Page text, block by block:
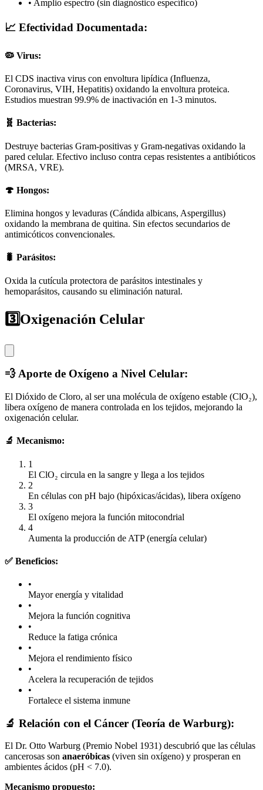
• Amplio espectro (sin diagnóstico específico)
📈 Efectividad Documentada:
🦠 Virus:
El CDS inactiva virus con envoltura lipídica (Influenza,
Coronavirus, VIH, Hepatitis) oxidando la envoltura proteica.
Estudios muestran 99.9% de inactivación en 1-3 minutos.
🧬 Bacterias:
Destruye bacterias Gram-positivas y Gram-negativas oxidando la
pared celular. Efectivo incluso contra cepas resistentes a antibióticos
(MRSA, VRE).
🍄 Hongos:
Elimina hongos y levaduras (Cándida albicans, Aspergillus)
oxidando la membrana de quitina. Sin efectos secundarios de
antimicóticos convencionales.
🐛 Parásitos:
Oxida la cutícula protectora de parásitos intestinales y
hemoparásitos, causando su eliminación natural.
3️⃣Oxigenación Celular
💨 Aporte de Oxígeno a Nivel Celular:
El Dióxido de Cloro, al ser una molécula de oxígeno estable (ClO₂),
libera oxígeno de manera controlada en los tejidos, mejorando la
oxigenación celular.
🔬 Mecanismo:
1
El ClO₂ circula en la sangre y llega a los tejidos
2
En células con pH bajo (hipóxicas/ácidas), libera oxígeno
3
El oxígeno mejora la función mitocondrial
4
Aumenta la producción de ATP (energía celular)
✅ Beneficios:
•
Mayor energía y vitalidad
•
Mejora la función cognitiva
•
Reduce la fatiga crónica
•
Mejora el rendimiento físico
•
Acelera la recuperación de tejidos
•
Fortalece el sistema inmune
🔬 Relación con el Cáncer (Teoría de Warburg):
El Dr. Otto Warburg (Premio Nobel 1931) descubrió que las células
cancerosas son anaeróbicas (viven sin oxígeno) y prosperan en
ambientes ácidos (pH < 7.0).
Mecanismo propuesto: